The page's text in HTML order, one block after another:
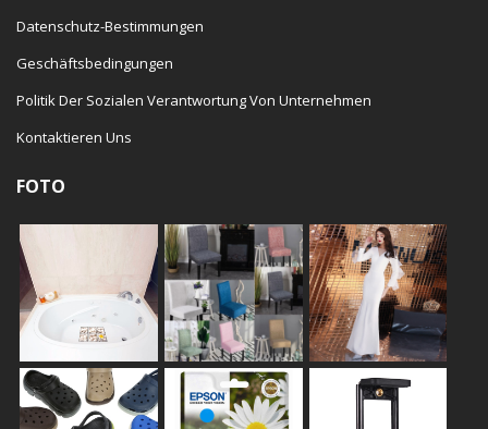
Datenschutz-Bestimmungen
Geschäftsbedingungen
Politik Der Sozialen Verantwortung Von Unternehmen
Kontaktieren Uns
FOTO